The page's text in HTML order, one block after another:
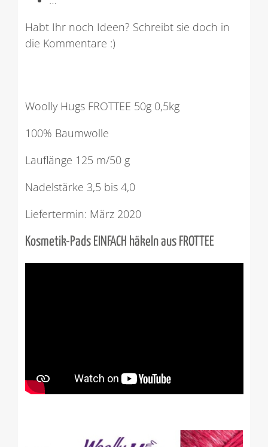
Habt Ihr noch Ideen? Schreibt sie doch in
die Kommentare :)
Woolly Hugs FROTTEE 50g 0,5kg
100% Baumwolle
Lauflänge 125 m/50 g
Nadelstärke 3,5 bis 4,0
Liefertermin: März 2020
Kosmetik-Pads EINFACH häkeln aus FROTTEE